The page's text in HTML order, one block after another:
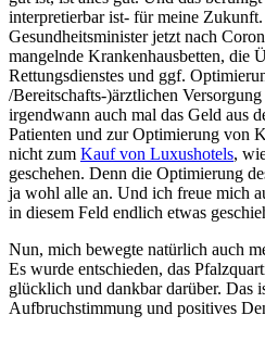
interpretierbar ist- für meine
Gesundheitsminister jetzt nach
mangelnde Krankenhausbetten, die
Rettungsdienstes und ggf.
/Bereitschafts-)ärztlichen
irgendwann auch mal das Geld aus
Patienten und zur Optimierung von
nicht zum Kauf von Luxushotels,
geschehen. Denn die Optimierung
ja wohl alle an. Und ich freue mich
in diesem Feld endlich etwas
Nun, mich bewegte natürlich auch
Es wurde entschieden, das
glücklich und dankbar darüber. Das
Aufbruchstimmung und positives